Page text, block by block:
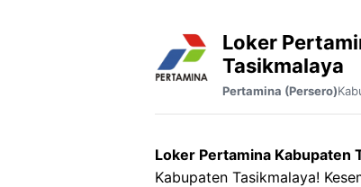
Loker
Tasikmalaya
Pertamina (Persero)
Loker Pertamina Kabupaten
Kabupaten Tasikmalaya!